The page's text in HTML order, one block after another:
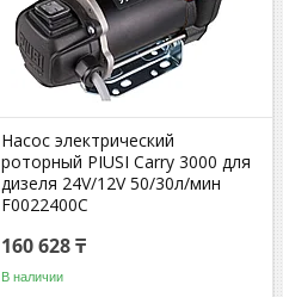
Насос электрический
роторный PIUSI Carry 3000 для
дизеля 24V/12V 50/30л/мин
F0022400C
160 628 ₸
В наличии